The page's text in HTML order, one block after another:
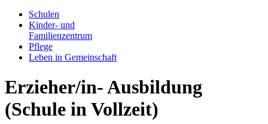
Schulen
Kinder- und
Familienzentrum
Pflege
Leben in Gemeinschaft
Erzieher/in- Ausbildung
(Schule in Vollzeit)